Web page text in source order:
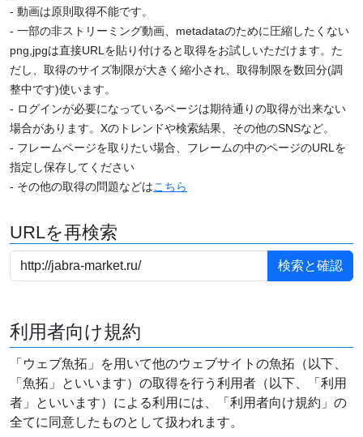
- 動画は原則取得不能です。
- 一部の非ストリーミング動画、metadataのために圧縮したくない
png,jpgは直接URLを貼り付けると取得をお試しいただけます。た
だし、取得のサイズ制限が大きく縮小され、取得制限を数回分(調
整中です)使います。
- ログインが必要になっているページは期待通りの取得が出来ない
場合があります。Xのトレンドや検索結果、その他のSNSなど。
- フレームページを取りたい場合、フレームの中のページのURLを
指定し保存してください
- その他の取得の問題などはこちら
URLを再検索
利用者向け規約
「ウェブ魚拓」を用いて他のウェブサイトの魚拓（以下、
「魚拓」といいます）の取得を行う利用者（以下、「利用
者」といいます）による利用には、「利用者向け規約」の
全てに同意したものとして扱われます。